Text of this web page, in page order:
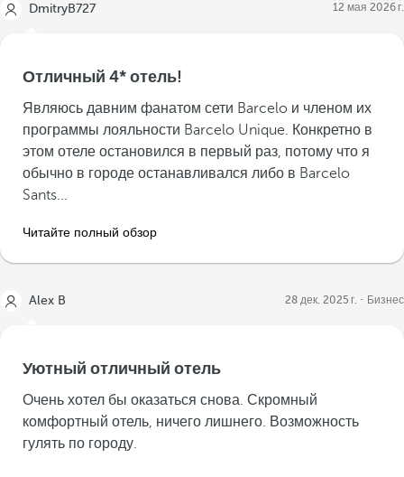
DmitryB727 12 мая 2026 г.
Отличный 4* отель!
Являюсь давним фанатом сети Barcelo и членом их
программы лояльности Barcelo Unique. Конкретно в
этом отеле остановился в первый раз, потому что я
обычно в городе останавливался либо в Barcelo
Sants...
Читайте полный обзор
Alex B 28 дек. 2025 г. Бизнес
Уютный отличный отель
Очень хотел бы оказаться снова. Скромный
комфортный отель, ничего лишнего. Возможность
гулять по городу.